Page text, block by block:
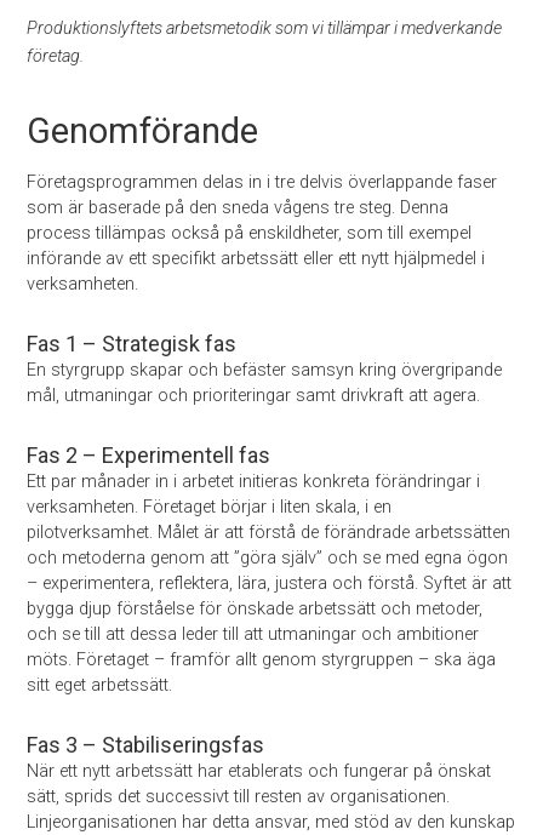
Produktionslyftets arbetsmetodik som vi tillämpar i medverkande
företag.
Genomförande
Företagsprogrammen delas in i tre delvis överlappande faser
som är baserade på den sneda vågens tre steg. Denna
process tillämpas också på enskildheter, som till exempel
införande av ett specifikt arbetssätt eller ett nytt hjälpmedel i
verksamheten.
Fas 1 – Strategisk fas
En styrgrupp skapar och befäster samsyn kring övergripande
mål, utmaningar och prioriteringar samt drivkraft att agera.
Fas 2 – Experimentell fas
Ett par månader in i arbetet initieras konkreta förändringar i
verksamheten. Företaget börjar i liten skala, i en
pilotverksamhet. Målet är att förstå de förändrade arbetssätten
och metoderna genom att ”göra själv” och se med egna ögon
– experimentera, reflektera, lära, justera och förstå. Syftet är att
bygga djup förståelse för önskade arbetssätt och metoder,
och se till att dessa leder till att utmaningar och ambitioner
möts. Företaget – framför allt genom styrgruppen – ska äga
sitt eget arbetssätt.
Fas 3 – Stabiliseringsfas
När ett nytt arbetssätt har etablerats och fungerar på önskat
sätt, sprids det successivt till resten av organisationen.
Linjeorganisationen har detta ansvar, med stöd av den kunskap